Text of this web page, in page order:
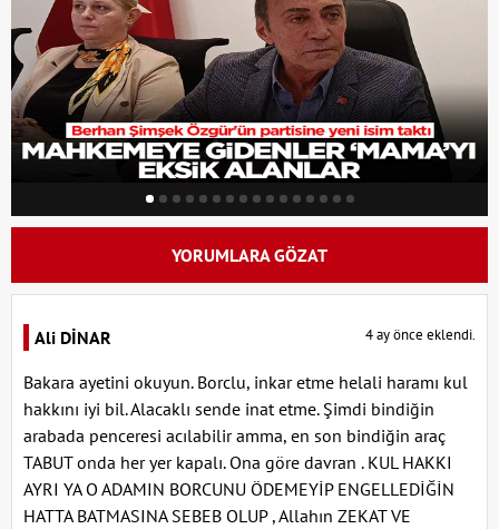
YORUMLARA GÖZAT
Ali DİNAR 4 ay önce eklendi.
Bakara ayetini okuyun. Borclu, inkar etme helali haramı kul
hakkını iyi bil. Alacaklı sende inat etme. Şimdi bindiğin
arabada penceresi acılabilir amma, en son bindiğin araç
TABUT onda her yer kapalı. Ona göre davran . KUL HAKKI
AYRI YA O ADAMIN BORCUNU ÖDEMEYİP ENGELLEDİĞİN
HATTA BATMASINA SEBEB OLUP , Allahın ZEKAT VE